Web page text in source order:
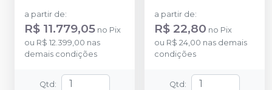
a partir de:
R$ 11.779,05 no Pix
ou R$ 12.399,00 nas
demais condições
Qtd :
a partir de:
R$ 22,80 no Pix
ou R$ 24,00 nas demais
condições
Qtd :